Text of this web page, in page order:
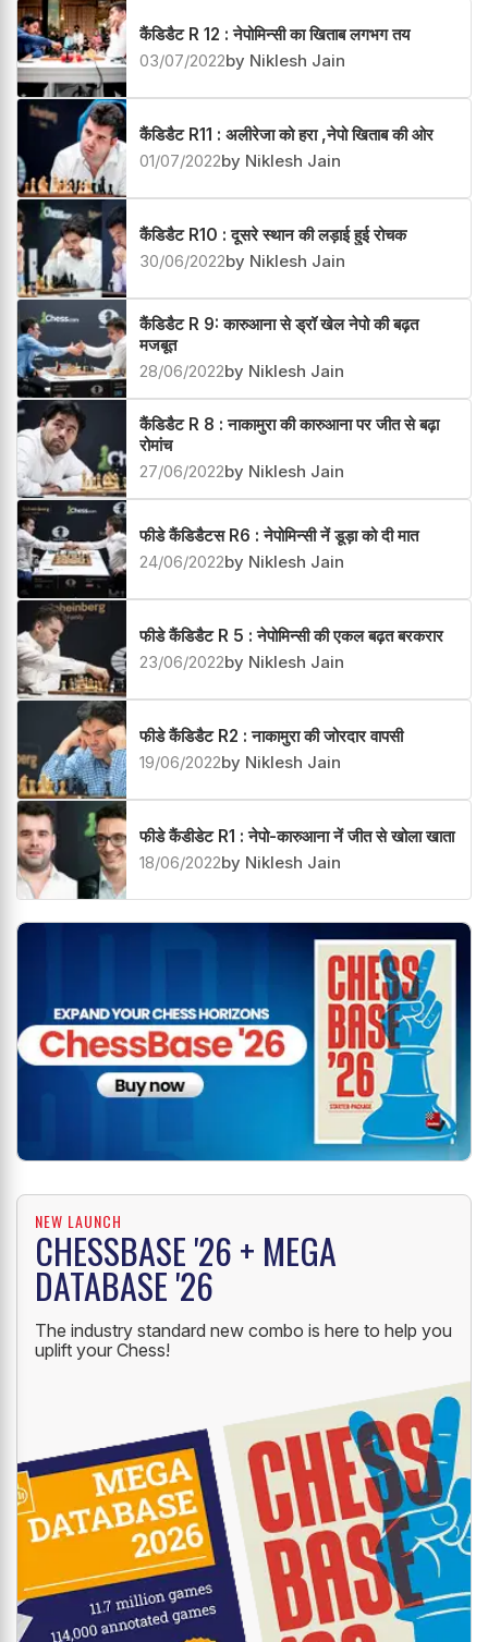
कैंडिडैट R 12 : नेपोमिन्सी का खिताब लगभग तय
03/07/2022by Niklesh Jain
कैंडिडैट R11 : अलीरेजा को हरा ,नेपो खिताब की ओर
01/07/2022by Niklesh Jain
कैंडिडैट R10 : दूसरे स्थान की लड़ाई हुई रोचक
30/06/2022by Niklesh Jain
कैंडिडैट R 9: कारुआना से ड्रॉ खेल नेपो की बढ़त
मजबूत
28/06/2022by Niklesh Jain
कैंडिडैट R 8 : नाकामुरा की कारुआना पर जीत से बढ़ा
रोमांच
27/06/2022by Niklesh Jain
फीडे कैंडिडैटस R6 : नेपोमिन्सी नें डूड़ा को दी मात
24/06/2022by Niklesh Jain
फीडे कैंडिडैट R 5 : नेपोमिन्सी की एकल बढ़त बरकरार
23/06/2022by Niklesh Jain
फीडे कैंडिडैट R2 : नाकामुरा की जोरदार वापसी
19/06/2022by Niklesh Jain
फीडे कैंडीडेट R1 : नेपो-कारुआना नें जीत से खोला खाता
18/06/2022by Niklesh Jain
NEW LAUNCH
CHESSBASE '26 + MEGA
DATABASE '26
The industry standard new combo is here to help you
uplift your Chess!